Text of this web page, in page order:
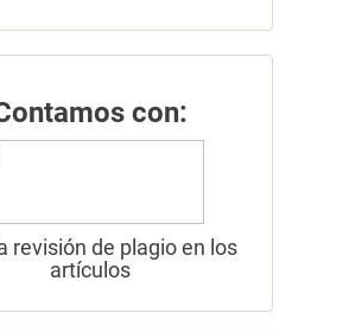
con:
revisión de plagio en los
artículos